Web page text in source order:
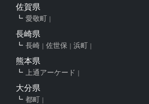
佐賀県
愛敬町
長崎県
長崎 佐世保 浜町
熊本県
上通アーケード
大分県
都町